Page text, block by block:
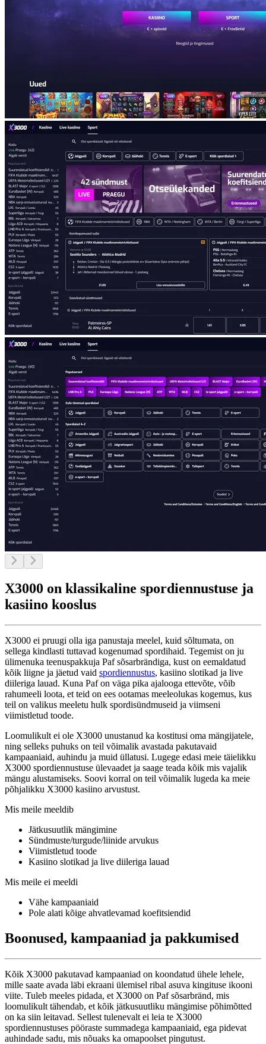
X3000 on klassikaline spordiennustuse ja
kasiino kooslus
X3000 ei pruugi olla iga panustaja meelel, kuid sõltumata, on
sellega kindlasti tuttavad kogenumad spordihaid. Tegemist on ju
ülimenuka teenuspakkuja Paf sõsarbrändiga, kust on eemaldatud
kõik liigne ja jäetud vaid spordiennustus, kasiino slotikad ja live
diileriga lauad. Kuna Paf on väga pika ajalooga ettevõte, võib
rahumeeli loota, et teid on ees ootamas meeleolukas kogemus, kus
teil on valikus meeletu hulk spordisündmuseid ja viimseni
viimistletud toode.
Loomulikult ei ole X3000 unustanud ka kostitusi oma mängijatele,
ning selleks puhuks on teil võimalik avastada pakutavaid
kampaaniaid, auhindu ja muid üllatusi. Lugege edasi meie täielikku
X3000 spordiennustuse ülevaadet ja saage teada kõik mis vajalik
mängu alustamiseks. Soovi korral on teil võimalik lugeda ka meie
põhjalikku X3000 kasiino arvustust.
Mis meile meeldib
Jätkusuutlik mängimine
Sündmuste/turgude/liinide arvukus
Viimistletud toode
Kasiino slotikad ja live diileriga lauad
Mis meile ei meeldi
Vähe kampaaniaid
Pole alati kõige ahvatlevamad koefitsiendid
Boonused, kampaaniad ja pakkumised
Kõik X3000 pakutavad kampaaniad on koondatud ühele lehele,
mille saate avada läbi ekraani ülemisel ribal asuva kingituse ikooni
viite. Tuleb meeles pidada, et X3000 on Paf sõsarbränd, mis
loomulikult tähendab, et kõik jätkusuutliku mängimise põhimõtted
on ka siin leitavad. Sellest tulenevalt ei leia te X3000
spordiennustuses pööraste summadega kampaaniaid, ega pidevat
auhindade sadu, mis nõuaks ka omapoolset pingutust.